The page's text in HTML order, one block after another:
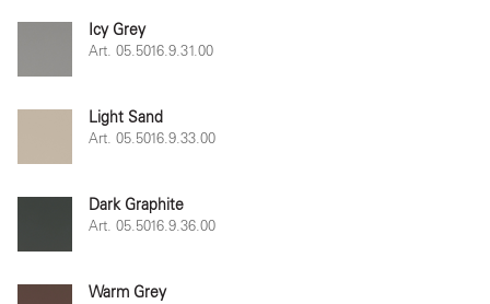
Icy Grey
Art. 05.5016.9.31.00
Light Sand
Art. 05.5016.9.33.00
Dark Graphite
Art. 05.5016.9.36.00
Warm Grey